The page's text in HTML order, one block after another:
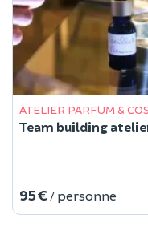
ATELIER PARFUM &
Team building
95 € / personne